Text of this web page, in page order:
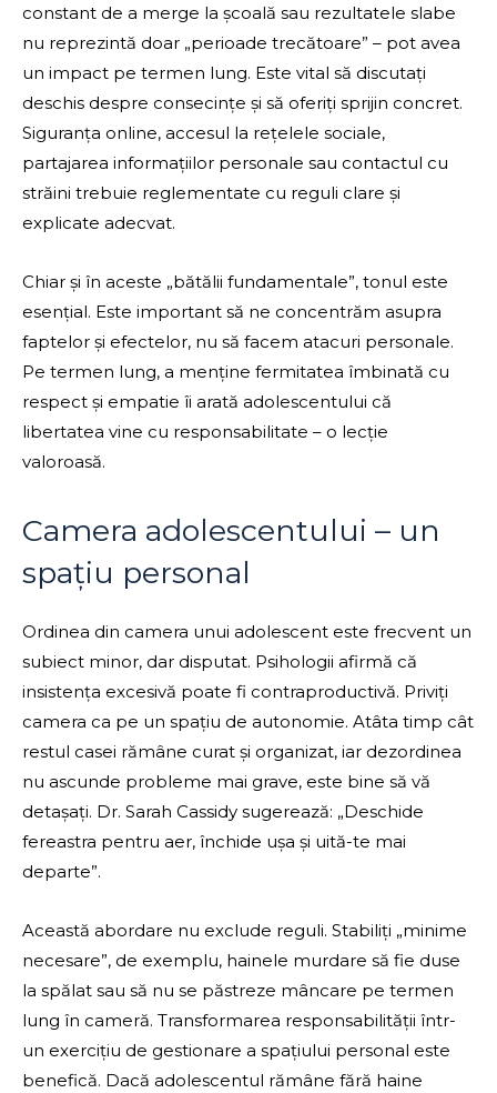
constant de a merge la școală sau rezultatele slabe
nu reprezintă doar „perioade trecătoare” – pot avea
un impact pe termen lung. Este vital să discutați
deschis despre consecințe și să oferiți sprijin concret.
Siguranța online, accesul la rețelele sociale,
partajarea informațiilor personale sau contactul cu
străini trebuie reglementate cu reguli clare și
explicate adecvat.
Chiar și în aceste „bătălii fundamentale”, tonul este
esențial. Este important să ne concentrăm asupra
faptelor și efectelor, nu să facem atacuri personale.
Pe termen lung, a menține fermitatea îmbinată cu
respect și empatie îi arată adolescentului că
libertatea vine cu responsabilitate – o lecție
valoroasă.
Camera adolescentului – un
spațiu personal
Ordinea din camera unui adolescent este frecvent un
subiect minor, dar disputat. Psihologii afirmă că
insistența excesivă poate fi contraproductivă. Priviți
camera ca pe un spațiu de autonomie. Atâta timp cât
restul casei rămâne curat și organizat, iar dezordinea
nu ascunde probleme mai grave, este bine să vă
detașați. Dr. Sarah Cassidy sugerează: „Deschide
fereastra pentru aer, închide ușa și uită-te mai
departe”.
Această abordare nu exclude reguli. Stabiliți „minime
necesare”, de exemplu, hainele murdare să fie duse
la spălat sau să nu se păstreze mâncare pe termen
lung în cameră. Transformarea responsabilității într-
un exercițiu de gestionare a spațiului personal este
benefică. Dacă adolescentul rămâne fără haine